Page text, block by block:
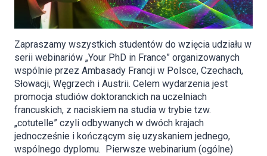
Zapraszamy wszystkich studentów do wzięcia udziału w
serii webinariów „Your PhD in France” organizowanych
wspólnie przez Ambasady Francji w Polsce, Czechach,
Słowacji, Węgrzech i Austrii. Celem wydarzenia jest
promocja studiów doktoranckich na uczelniach
francuskich, z naciskiem na studia w trybie tzw.
„cotutelle” czyli odbywanych w dwóch krajach
jednocześnie i kończącym się uzyskaniem jednego,
wspólnego dyplomu. Pierwsze webinarium (ogólne)